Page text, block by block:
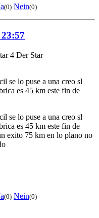
(0) Nein(0)
4 Der Star
se lo puse a una creo sl
es 45 km este fin de
se lo puse a una creo sl
es 45 km este fin de
exito 75 km en lo plano no
(0) Nein(0)